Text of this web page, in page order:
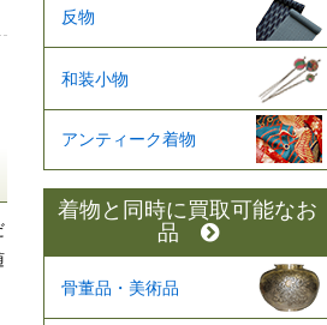
反物
和装小物
アンティーク着物
着物と同時に買取可能なお
品
骨董品・美術品